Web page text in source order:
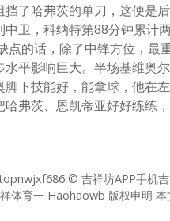
了哈弗茨的单刀，这便是
卫，科纳特第88分钟累计两
点的话，除了中锋方位，最
平影响巨大。半场基维奥
下技能好，能拿球，他在
弗茨、恩凯蒂亚好好练练
© 吉祥坊APP手机
体育一 Haohaowb 版权申明